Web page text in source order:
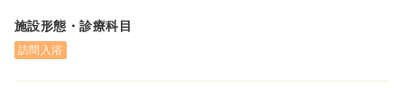
施設形態・診療科目
訪問入浴